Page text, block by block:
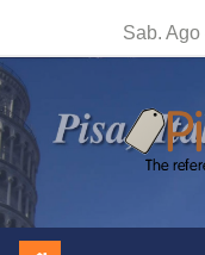
contenuto
Sab. Ago